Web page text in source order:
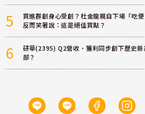
5
買進群創身心受創？杜金龍親自下場「吃
反而笑著說：這是絕佳買點？
6
研華(2395) Q2營收、獲利同步創下歷史
部？